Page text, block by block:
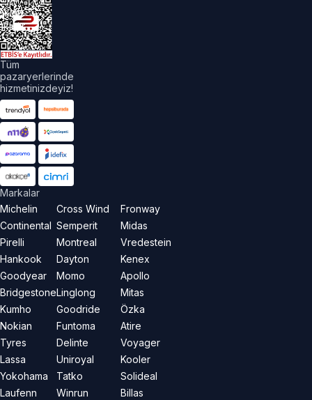
Tüm
pazaryerlerinde
hizmetinizdeyiz!
Markalar
Michelin
Continental
Pirelli
Hankook
Goodyear
Bridgestone
Kumho
Nokian
Tyres
Lassa
Yokohama
Laufenn
Cross Wind
Semperit
Montreal
Dayton
Momo
Linglong
Goodride
Funtoma
Delinte
Uniroyal
Tatko
Winrun
Fronway
Midas
Vredestein
Kenex
Apollo
Mitas
Özka
Atire
Voyager
Kooler
Solideal
Billas